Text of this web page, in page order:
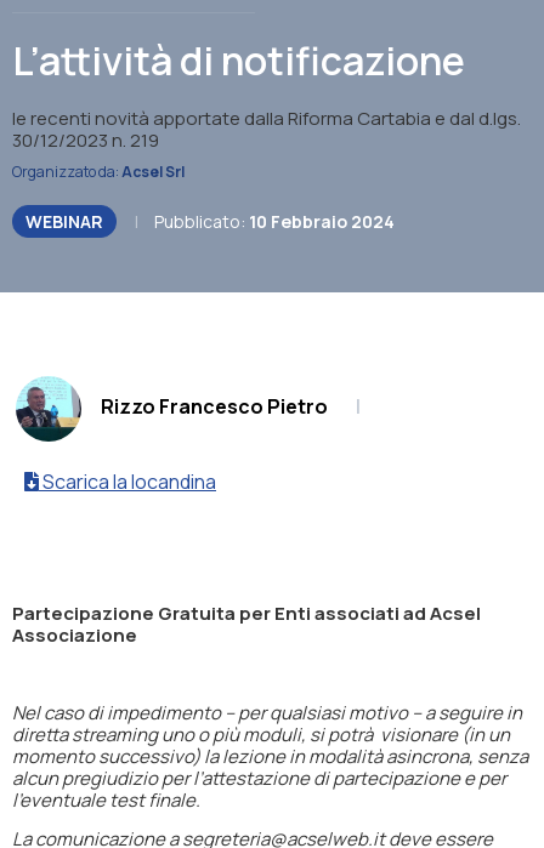
L’attività di notificazione
le recenti novità apportate dalla Riforma Cartabia e dal d.lgs.
30/12/2023 n. 219
Organizzato da:Acsel Srl
WEBINAR | Pubblicato: 10 Febbraio 2024
Rizzo Francesco Pietro
|
Scarica la locandina
Partecipazione Gratuita per Enti associati ad Acsel
Associazione
Nel caso di impedimento – per qualsiasi motivo – a seguire in
diretta streaming uno o più moduli, si potrà visionare (in un
momento successivo) la lezione in modalità asincrona, senza
alcun pregiudizio per l’attestazione di partecipazione e per
l’eventuale test finale.
La comunicazione a segreteria@acselweb.it deve essere